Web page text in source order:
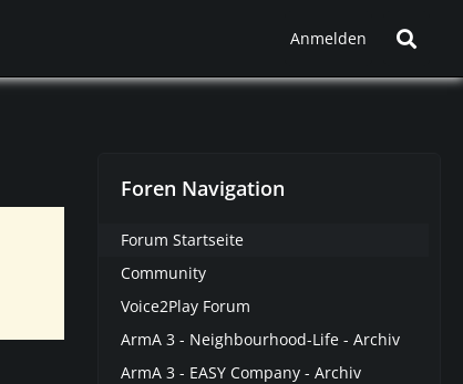
Anmelden
Foren Navigation
Forum Startseite
Community
Voice2Play Forum
ArmA 3 - Neighbourhood-Life - Archiv
ArmA 3 - EASY Company - Archiv